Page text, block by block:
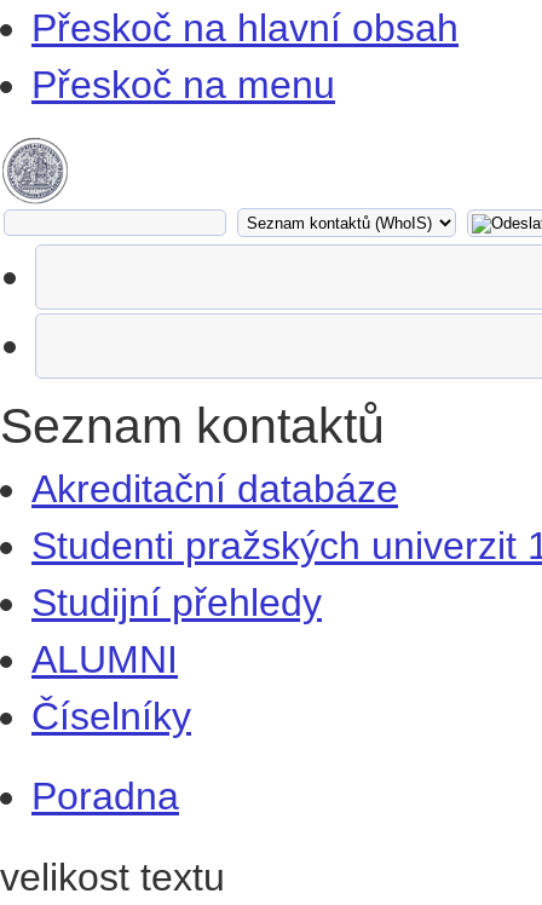
Přeskoč na hlavní obsah
Přeskoč na menu
Seznam kontaktů
Akreditační databáze
Studenti pražských univerzit
Studijní přehledy
ALUMNI
Číselníky
Poradna
velikost textu